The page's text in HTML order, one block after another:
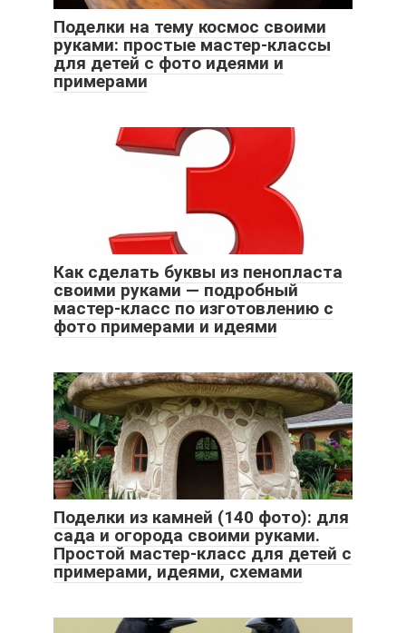
Поделки на тему космос своими
руками: простые мастер-классы
для детей с фото идеями и
примерами
Как сделать буквы из пенопласта
своими руками — подробный
мастер-класс по изготовлению с
фото примерами и идеями
Поделки из камней (140 фото): для
сада и огорода своими руками.
Простой мастер-класс для детей с
примерами, идеями, схемами